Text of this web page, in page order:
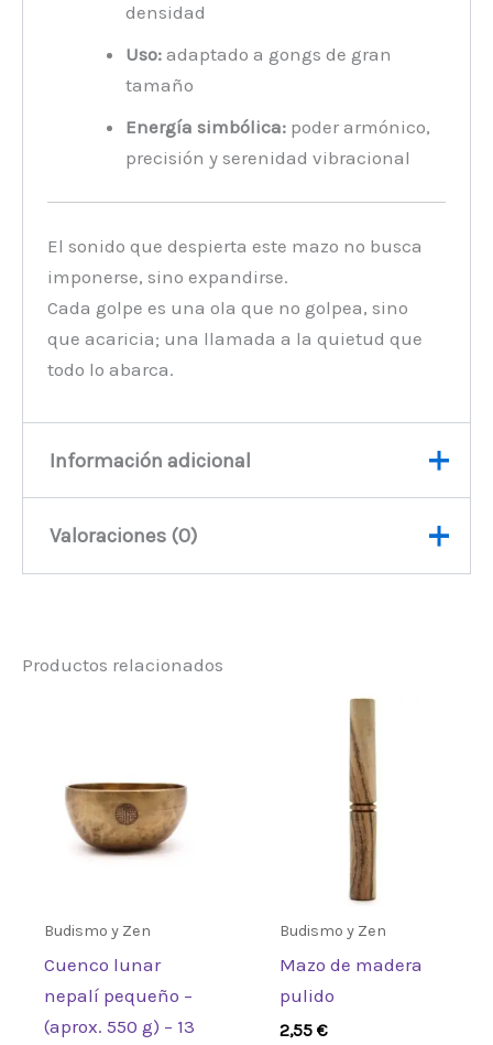
densidad
Uso: adaptado a gongs de gran
tamaño
Energía simbólica: poder armónico,
precisión y serenidad vibracional
El sonido que despierta este mazo no busca
imponerse, sino expandirse.
Cada golpe es una ola que no golpea, sino
que acaricia; una llamada a la quietud que
todo lo abarca.
Información adicional
Peso
Valoraciones (0)
Sé el primero en valorar “Palo
Extra Grande con Cabeza de
Fieltro para Gong – 34 cm”
Debes acceder
para publicar una
valoración.
Productos relacionados
Budismo y Zen
Cuenco lunar
nepalí pequeño –
(aprox. 550 g) – 13
Budismo y Zen
Mazo de madera
pulido
2,55€